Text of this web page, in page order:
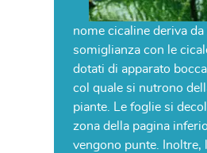
nome cicaline deriva da
somiglianza con le
dotati di apparato
col quale si nutrono
piante. Le foglie si
zona della pagina
vengono punte. Inoltre,